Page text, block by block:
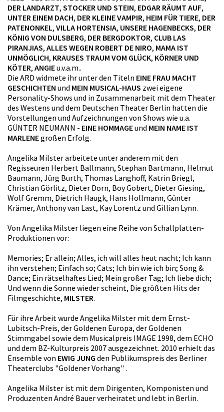
DER LANDARZT, STOCKER UND STEIN, EDGAR RÄUMT AUF,
UNTER EINEM DACH, DER KLEINE VAMPIR, HEIM FÜR TIERE, DER
PATENONKEL, VILLA HORTENSIA, UNSERE HAGENBECKS, DER
KÖNIG VON DULSBERG, DER BERGDOKTOR, CLUB LAS
PIRANJIAS, ALLES WEGEN ROBERT DE NIRO, MAMA IST
UNMÖGLICH, KRAUSES TRAUM VOM GLÜCK, KÖRNER UND
KÖTER, ANGIEu.v.a.m..
Die ARD widmete ihr unter den Titeln EINE FRAU MACHT
GESCHICHTEN und MEIN MUSICAL-HAUS zwei eigene
Personality-Shows und in Zusammenarbeit mit dem Theater
des Westens und dem Deutschen Theater Berlin hatten die
Vorstellungen und Aufzeichnungen von Shows wie u.a.
GÜNTER NEUMANN - EINE HOMMAGEund MEIN NAME IST
MARLENEgroßen Erfolg.
Angelika Milster arbeitete unter anderem mit den
Regisseuren Herbert Ballmann, Stephan Bartmann, Helmut
Baumann, Jürg Burth, Thomas Langhoff, Katrin Briegl,
Christian Görlitz, Dieter Dorn, Boy Gobert, Dieter Giesing,
Wolf Gremm, Dietrich Haugk, Hans Hollmann, Günter
Krämer, Anthony van Last, Kay Lorentz und Gillian Lynn.
Von Angelika Milster liegen eine Reihe von Schallplatten-
Produktionen vor:
Memories; Er allein; Alles, ich will alles heut nacht; Ich kann
ihn verstehen; Einfach so; Cats; Ich bin wie ich bin; Song &
Dance; Ein rätselhaftes Lied; Mein großer Tag; Ich liebe dich;
Und wenn die Sonne wieder scheint, Die größten Hits der
Filmgeschichte, MILSTER.
Für ihre Arbeit wurde Angelika Milster mit dem Ernst-
Lubitsch-Preis, der Goldenen Europa, der Goldenen
Stimmgabel sowie dem Musicalpreis IMAGE 1998, dem ECHO
und dem BZ-Kulturpreis 2007 ausgezeichnet. 2010 erhielt das
Ensemble von EWIG JUNG den Publikumspreis des Berliner
Theaterclubs "Goldener Vorhang" .
Angelika Milster ist mit dem Dirigenten, Komponisten und
Produzenten André Bauer verheiratet und lebt in Berlin.